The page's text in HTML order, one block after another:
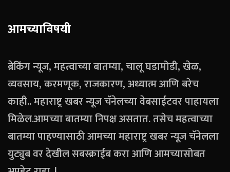
आमच्याविषयी
ब्रेकिंग न्यूज, महत्वाच्या बातम्या, चालू घडामोडी, खेळ,
व्यवसाय, करमणूक, राजकारण, अध्यात्म आणि बरेच
काही.. महाराष्ट्र खबर न्यूज चॅनेलच्या वेबसाईटवर पाहायला
मिळेल.आमच्या बातम्या निपक्ष असतात. तसेच महत्वाच्या
बातम्या पाहण्यासाठी आमच्या महाराष्ट्र खबर न्यूज चॅनेलला
युट्युब वर देखील सबस्क्राईब करा आणि आमच्यासोबत